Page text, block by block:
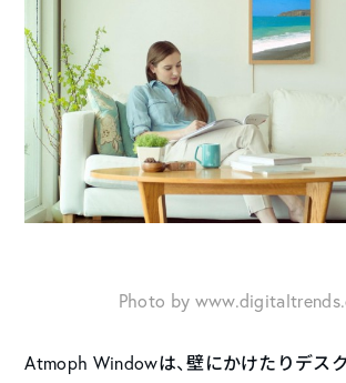
Photo by
Atmoph Windowは、壁にかけたりデス